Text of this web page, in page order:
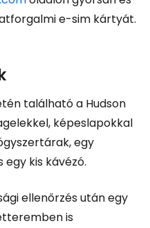
e-sim kártyát.
található a Hudson
képeslapokkal
egy
kis kávézó.
ellenőrzés után egy
is